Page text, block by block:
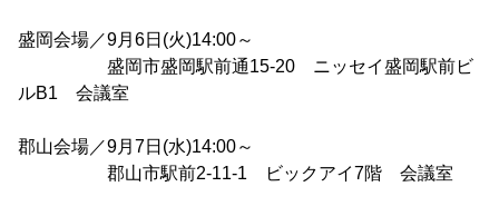
盛岡会場／9月6日(火)14:00～
盛岡市盛岡駅前通15-20 ニッセイ盛岡駅前ビ
ルB1 会議室
郡山会場／9月7日(水)14:00～
郡山市駅前2-11-1 ビックアイ7階 会議室